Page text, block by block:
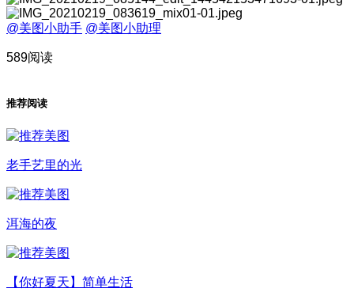
@美图小助手 @美图小助理
589阅读
推荐阅读
老手艺里的光
洱海的夜
【你好夏天】简单生活